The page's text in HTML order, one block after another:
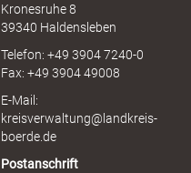
Kronesruhe 8
39340 Haldensleben
Telefon: +49 3904 7240-0
Fax: +49 3904 49008
E-Mail:
kreisverwaltung@landkreis-
boerde.de
Postanschrift